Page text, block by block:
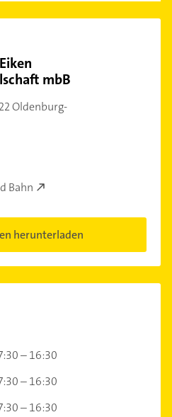
mbB
Oldenburg-
Bahn
herunterladen
– 16:30
– 16:30
– 16:30